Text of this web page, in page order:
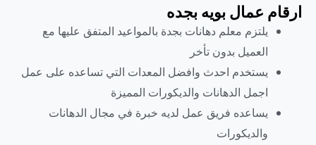
ارقام عمال بويه بجده
يلتزم معلم دهانات بجدة بالمواعيد المتفق عليها مع
العميل بدون تأخر
يستخدم احدث وافضل المعدات التي تساعده على عمل
اجمل الدهانات والديكورات المميزة
يساعده فريق عمل لديه خبرة في مجال الدهانات
والديكورات